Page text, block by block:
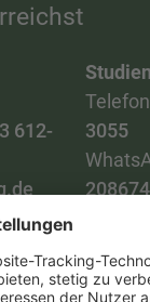
612-
3055